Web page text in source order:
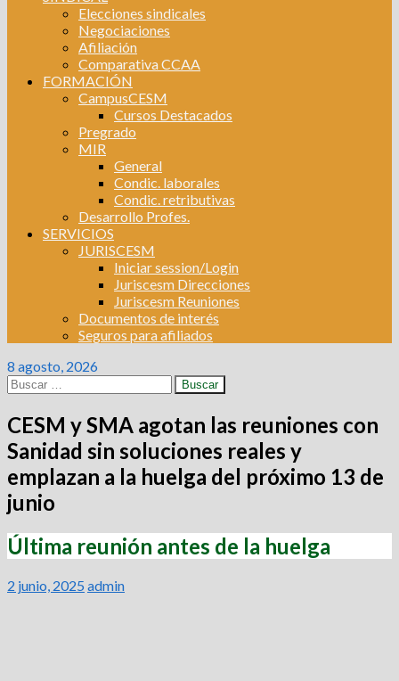
Elecciones sindicales
Negociaciones
Afiliación
Comparativa CCAA
FORMACIÓN
CampusCESM
Cursos Destacados
Pregrado
MIR
General
Condic. laborales
Condic. retributivas
Desarrollo Profes.
SERVICIOS
JURISCESM
Iniciar session/Login
Juriscesm Direcciones
Juriscesm Reuniones
Documentos de interés
Seguros para afiliados
8 agosto, 2026
Buscar:
CESM y SMA agotan las reuniones con
Sanidad sin soluciones reales y
emplazan a la huelga del próximo 13 de
junio
Última reunión antes de la huelga
2 junio, 2025 admin